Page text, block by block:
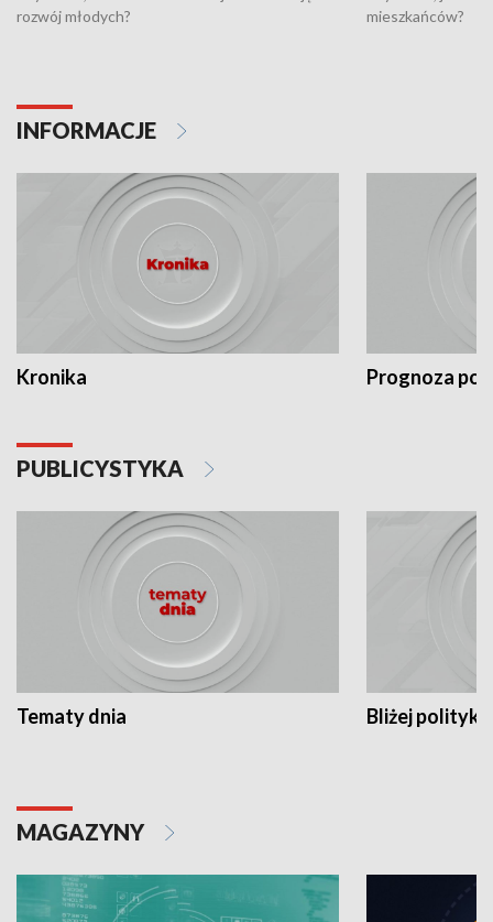
rozwój młodych?
mieszkańców?
INFORMACJE
Kronika Prognoza
PUBLICYSTYKA
Tematy dnia Bliżej polityki
MAGAZYNY